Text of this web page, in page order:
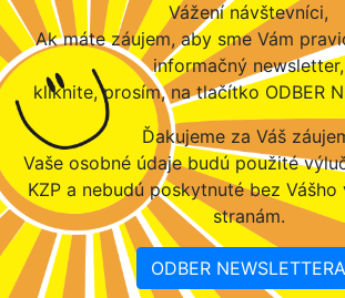
Vážení návštevníci,
Ak máte záujem, aby sme Vám
informačný newsletter,
kliknite, prosím, na tlačítko ODBER
Ďakujeme za Váš
Vaše osobné údaje budú použité
KZP a nebudú poskytnuté bez
stranám.
ODBER NEWSLETTERA